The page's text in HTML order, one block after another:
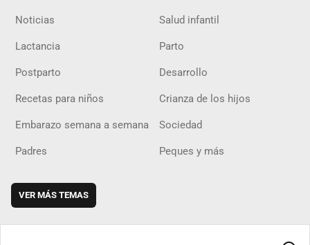
Noticias Salud infantil
Lactancia Parto
Postparto Desarrollo
Recetas para niños Crianza de los hijos
Embarazo semana a semana Sociedad
Padres Peques y más
VER MÁS TEMAS